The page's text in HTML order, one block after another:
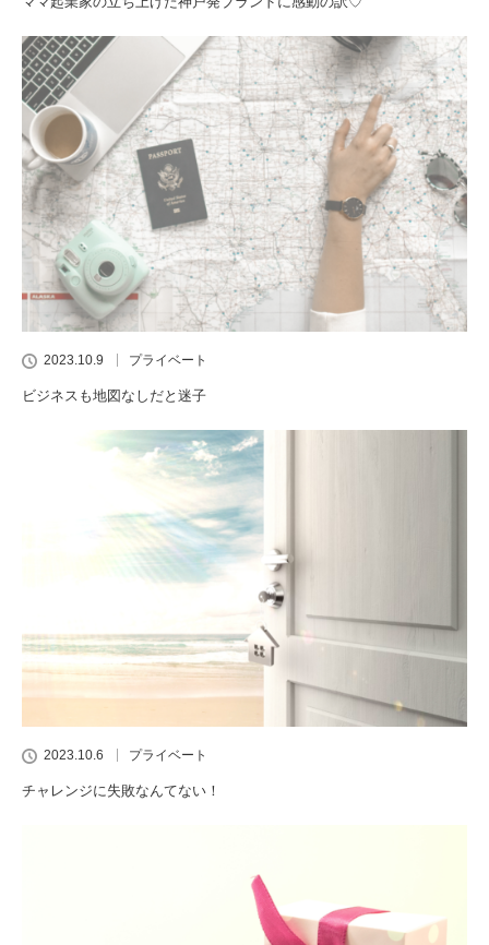
2023.10.9 プライベート
ビジネスも地図なしだと迷子
2023.10.6 プライベート
チャレンジに失敗なんてない！